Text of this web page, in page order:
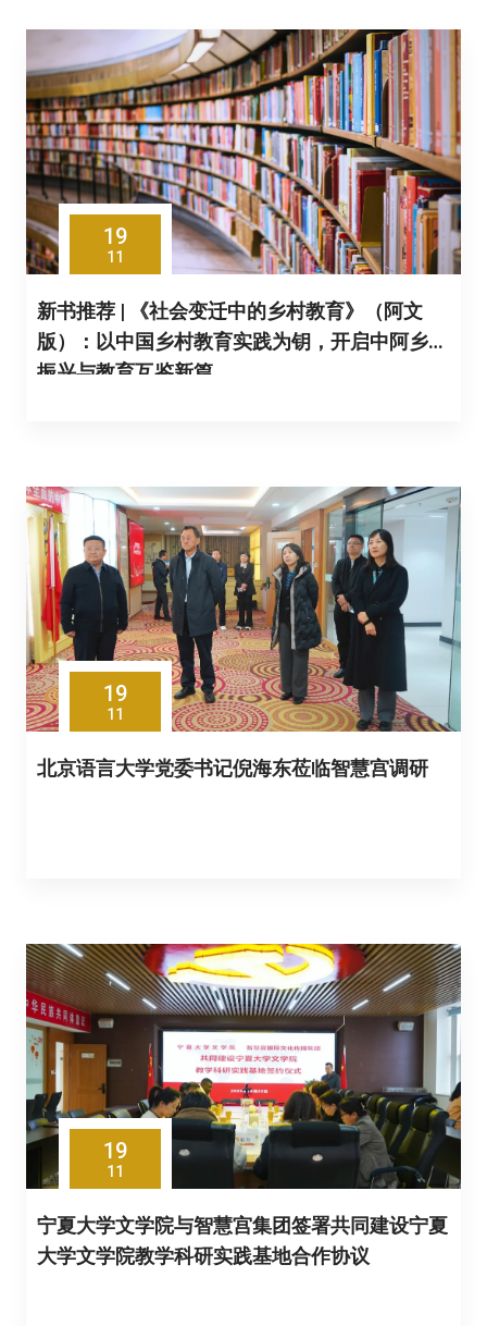
19
11
新书推荐 | 《社会变迁中的乡村教育》（阿文
版）：以中国乡村教育实践为钥，开启中阿乡村
振兴与教育互鉴新篇
19
11
北京语言大学党委书记倪海东莅临智慧宫调研
19
11
宁夏大学文学院与智慧宫集团签署共同建设宁夏
大学文学院教学科研实践基地合作协议